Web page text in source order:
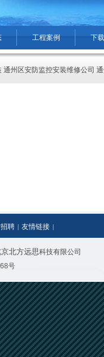
工程案例 下
通州区安防监控安装维修公司
聘 | 友情链接 |
北方远思科技有限公司
号